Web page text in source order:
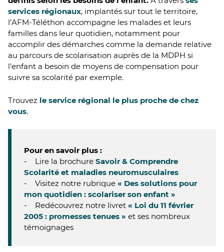
services régionaux, implantés sur tout le territoire,
l’AFM-Téléthon accompagne les malades et leurs
familles dans leur quotidien, notamment pour
accomplir des démarches comme la demande relative
au parcours de scolarisation auprès de la MDPH si
l’enfant a besoin de moyens de compensation pour
suivre sa scolarité par exemple.
Trouvez le service régional le plus proche de chez
vous.
Pour en savoir plus :
- Lire la brochure Savoir & Comprendre
Scolarité et maladies neuromusculaires
- Visitez notre rubrique « Des solutions pour
mon quotidien : scolariser son enfant »
- Redécouvrez notre livret « Loi du 11 février
2005 : promesses tenues » et ses nombreux
témoignages